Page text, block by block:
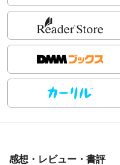
感想・レビュー・書評